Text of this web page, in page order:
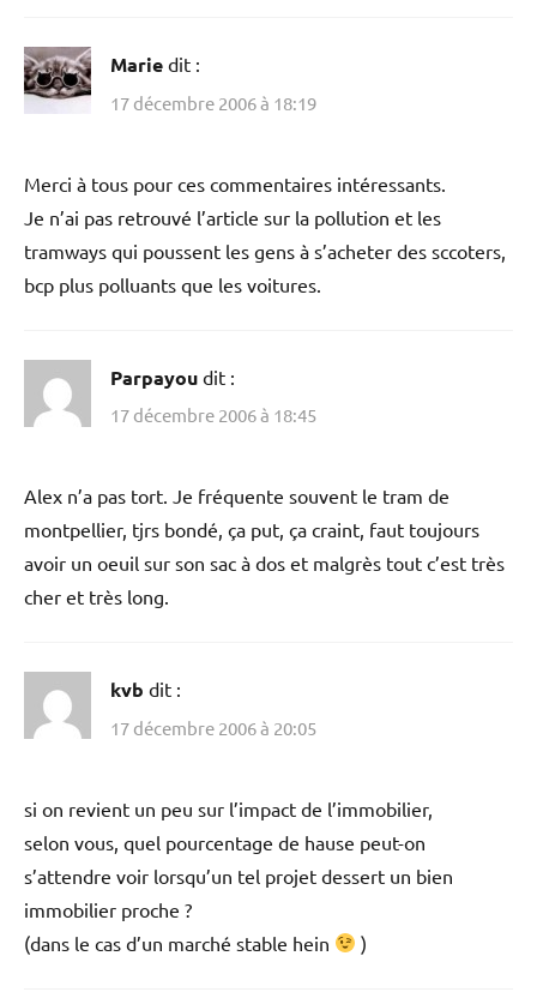
Marie dit :
17 décembre 2006 à 18:19
Merci à tous pour ces commentaires intéressants.
Je n’ai pas retrouvé l’article sur la pollution et les
tramways qui poussent les gens à s’acheter des sccoters,
bcp plus polluants que les voitures.
Parpayou dit :
17 décembre 2006 à 18:45
Alex n’a pas tort. Je fréquente souvent le tram de
montpellier, tjrs bondé, ça put, ça craint, faut toujours
avoir un oeuil sur son sac à dos et malgrès tout c’est très
cher et très long.
kvb dit :
17 décembre 2006 à 20:05
si on revient un peu sur l’impact de l’immobilier,
selon vous, quel pourcentage de hause peut-on
s’attendre voir lorsqu’un tel projet dessert un bien
immobilier proche ?
(dans le cas d’un marché stable hein
)